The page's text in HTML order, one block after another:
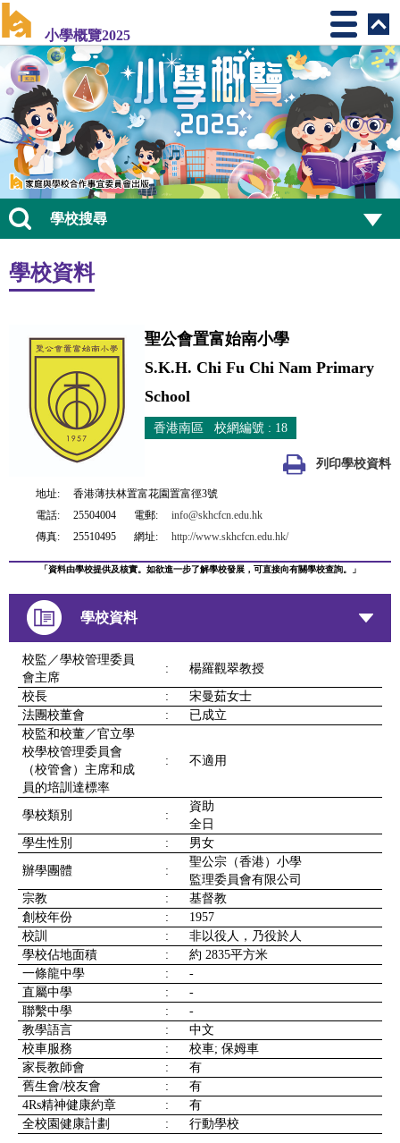
小學概覽2025
學校搜尋
學校資料
聖公會置富始南小學
S.K.H. Chi Fu Chi Nam Primary
School
香港南區 校網編號 : 18
列印學校資料
地址:
香港薄扶林置富花園置富徑3號
電話:
25504004 電郵:
info@skhcfcn.edu.hk
傳真:
25510495 網址: http://www.skhcfcn.edu.hk/
「資料由學校提供及核實。如欲進一步了解學校發展，可直接向有關學校查詢。」
學校資料
校監／學校管理委員
會主席
: 楊羅觀翠教授
校長 :
宋曼茹女士
法團校董會
:
已成立
校監和校董／官立學
校學校管理委員會
（校管會）主席和成
員的培訓達標率
: 不適用
學校類別 :
資助
全日
學生性別
: 男女
辦學團體 :
聖公宗（香港）小學
監理委員會有限公司
宗教
:
基督教
創校年份
:
1957
校訓
:
非以役人，乃役於人
學校佔地面積
:
約 2835平方米
一條龍中學
:
-
直屬中學
:
-
聯繫中學
:
-
教學語言
:
中文
校車服務
:
校車; 保姆車
家長教師會
:
有
舊生會/校友會
:
有
4Rs精神健康約章
:
有
全校園健康計劃
: 行動學校